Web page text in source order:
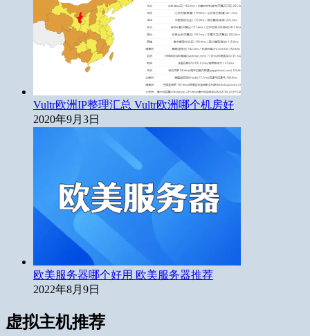
Vultr欧洲IP整理汇总 Vultr欧洲哪个机房好
2020年9月3日
欧美服务器哪个好用 欧美服务器推荐
2022年8月9日
虚拟主机推荐